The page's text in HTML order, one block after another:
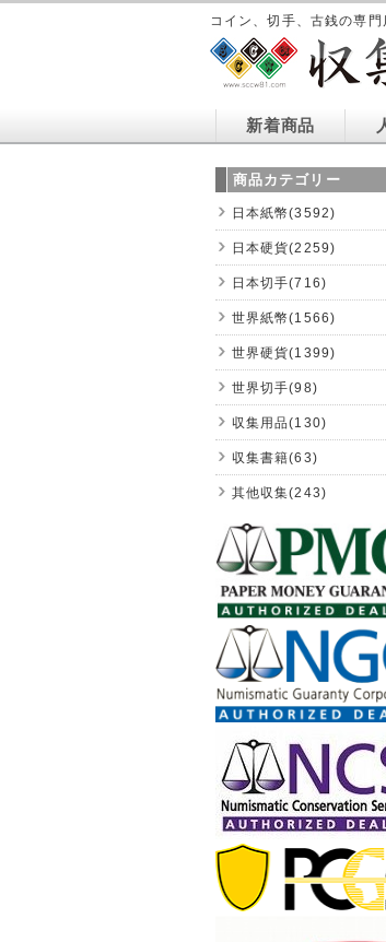
コイン、切手、古銭の専
新着商品
商品カテゴリー
日本紙幣(3592)
日本硬貨(2259)
日本切手(716)
世界紙幣(1566)
世界硬貨(1399)
世界切手(98)
収集用品(130)
収集書籍(63)
其他収集(243)